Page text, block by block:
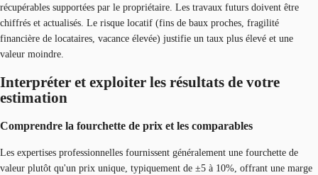
récupérables supportées par le propriétaire. Les travaux futurs doivent être
chiffrés et actualisés. Le risque locatif (fins de baux proches, fragilité
financière de locataires, vacance élevée) justifie un taux plus élevé et une
valeur moindre.
Interpréter et exploiter les résultats de votre
estimation
Comprendre la fourchette de prix et les comparables
Les expertises professionnelles fournissent généralement une fourchette de
valeur plutôt qu'un prix unique, typiquement de ±5 à 10%, offrant une marge